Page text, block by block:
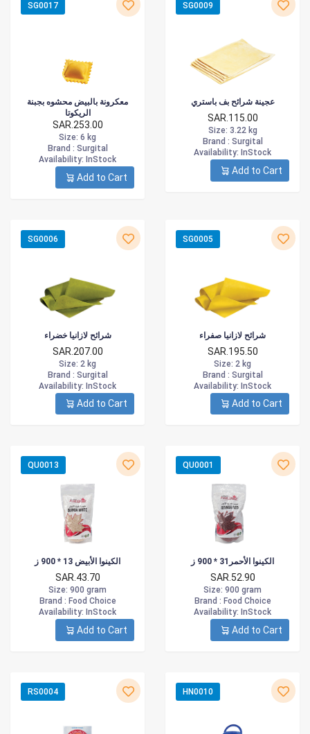
SG0017
معكرونة بالبيض محشوه بجبنة
الريكوتا
SAR.253.00
Size: 6 kg
Brand : Surgital
Availability: InStock
Add to Cart
SG0009
عجينة شرائح بف باستري
SAR.115.00
Size: 3.22 kg
Brand : Surgital
Availability: InStock
Add to Cart
SG0006
شرائح لازانيا خضراء
SAR.207.00
Size: 2 kg
Brand : Surgital
Availability: InStock
Add to Cart
SG0005
شرائح لازانيا صفراء
SAR.195.50
Size: 2 kg
Brand : Surgital
Availability: InStock
Add to Cart
QU0013
الكينوا الأبيض 13 * 900 ز
SAR.43.70
Size: 900 gram
Brand : Food Choice
Availability: InStock
Add to Cart
QU0001
الكينوا الأحمر31 * 900 ز
SAR.52.90
Size: 900 gram
Brand : Food Choice
Availability: InStock
Add to Cart
RS0004 HN0010